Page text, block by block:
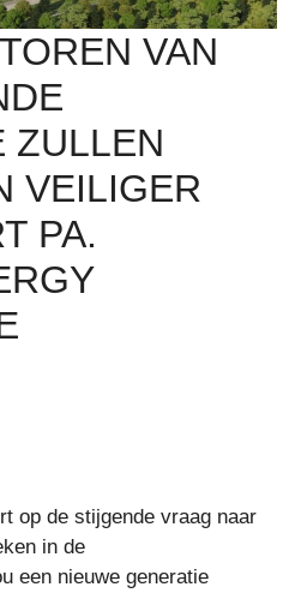
VAN
ZULLEN
VEILIGER
PA.
op de stijgende vraag naar
in de
een nieuwe generatie